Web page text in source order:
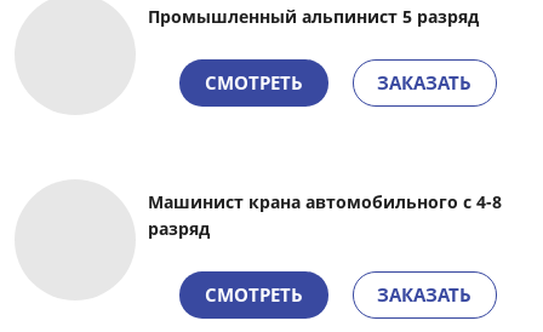
Промышленный альпинист 5 разряд
СМОТРЕТЬ ЗАКАЗАТЬ
Машинист крана автомобильного с 4-8
разряд
СМОТРЕТЬ ЗАКАЗАТЬ